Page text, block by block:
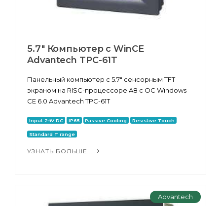
5.7" Компьютер с WinCE
Advantech TPC-61T
Панельный компьютер с 5.7" сенсорным TFT
экраном на RISC-процессоре A8 с ОС Windows
CE 6.0 Advantech TPC-61T
Input 24V DC IP65 Passive Cooling Resistive Touch
Standard T range
УЗНАТЬ БОЛЬШЕ...
Advantech